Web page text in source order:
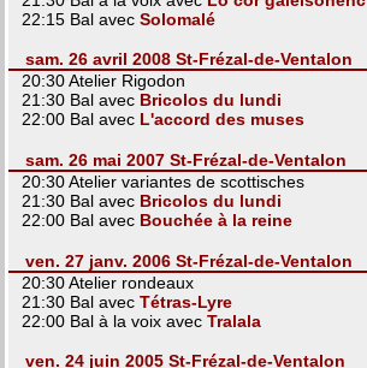
22:15 Bal avec Solomalé
sam. 26 avril 2008 St-Frézal-de-Ventalon
20:30 Atelier Rigodon
21:30 Bal avec Bricolos du lundi
22:00 Bal avec L'accord des muses
sam. 26 mai 2007 St-Frézal-de-Ventalon
20:30 Atelier variantes de scottisches
21:30 Bal avec Bricolos du lundi
22:00 Bal avec Bouchée à la reine
ven. 27 janv. 2006 St-Frézal-de-Ventalon
20:30 Atelier rondeaux
21:30 Bal avec Tétras-Lyre
22:00 Bal à la voix avec Tralala
ven. 24 juin 2005 St-Frézal-de-Ventalon